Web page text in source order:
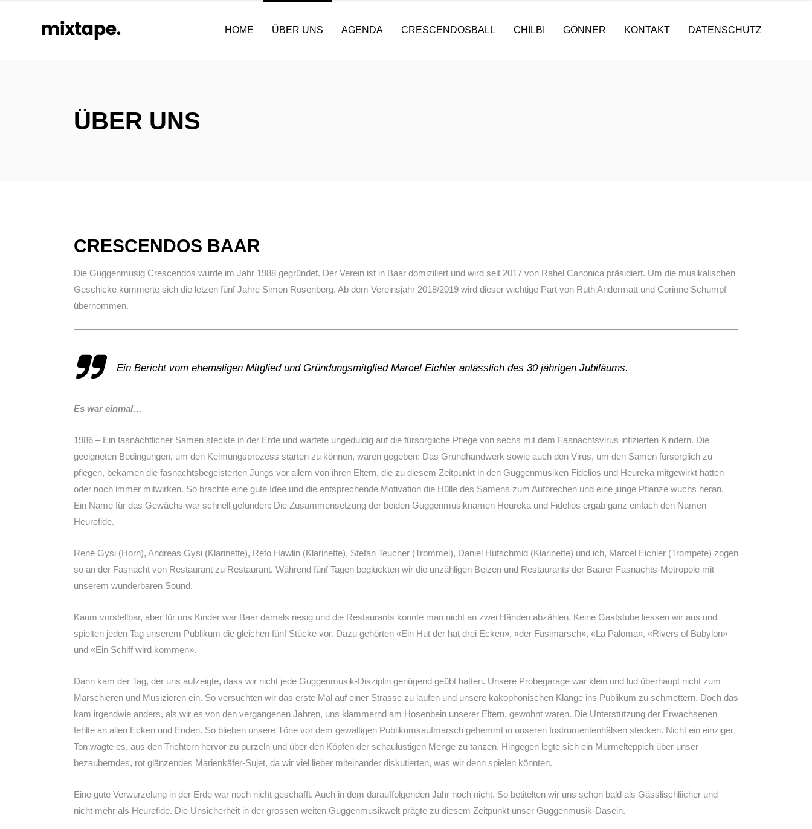
HOME ÜBER UNS AGENDA CRESCENDOSBALL CHILBI GÖNNER KONTAKT DATENSCHUTZ
ÜBER UNS
CRESCENDOS BAAR
Die Guggenmusig Crescendos wurde im Jahr 1988 gegründet. Der Verein ist in Baar domiziliert und wird seit 2017 von Rahel Canonica präsidiert. Um die musikalischen
Geschicke kümmerte sich die letzen fünf Jahre Simon Rosenberg. Ab dem Vereinsjahr 2018/2019 wird dieser wichtige Part von Ruth Andermatt und Corinne Schumpf
übernommen.
Ein Bericht vom ehemaligen Mitglied und Gründungsmitglied Marcel Eichler anlässlich des 30 jährigen Jubiläums.
Es war einmal…
1986 – Ein fasnächtlicher Samen steckte in der Erde und wartete ungeduldig auf die fürsorgliche Pflege von sechs mit dem Fasnachtsvirus infizierten Kindern. Die
geeigneten Bedingungen, um den Keimungsprozess starten zu können, waren gegeben: Das Grundhandwerk sowie auch den Virus, um den Samen fürsorglich zu
pflegen, bekamen die fasnachtsbegeisterten Jungs vor allem von ihren Eltern, die zu diesem Zeitpunkt in den Guggenmusiken Fidelios und Heureka mitgewirkt hatten
oder noch immer mitwirken. So brachte eine gute Idee und die entsprechende Motivation die Hülle des Samens zum Aufbrechen und eine junge Pflanze wuchs heran.
Ein Name für das Gewächs war schnell gefunden: Die Zusammensetzung der beiden Guggenmusiknamen Heureka und Fidelios ergab ganz einfach den Namen
Heurefide.
René Gysi (Horn), Andreas Gysi (Klarinette), Reto Hawlin (Klarinette), Stefan Teucher (Trommel), Daniel Hufschmid (Klarinette) und ich, Marcel Eichler (Trompete) zogen
so an der Fasnacht von Restaurant zu Restaurant. Während fünf Tagen beglückten wir die unzähligen Beizen und Restaurants der Baarer Fasnachts-Metropole mit
unserem wunderbaren Sound.
Kaum vorstellbar, aber für uns Kinder war Baar damals riesig und die Restaurants konnte man nicht an zwei Händen abzählen. Keine Gaststube liessen wir aus und
spielten jeden Tag unserem Publikum die gleichen fünf Stücke vor. Dazu gehörten «Ein Hut der hat drei Ecken», «der Fasimarsch», «La Paloma», «Rivers of Babylon»
und «Ein Schiff wird kommen».
Dann kam der Tag, der uns aufzeigte, dass wir nicht jede Guggenmusik-Disziplin genügend geübt hatten. Unsere Probegarage war klein und lud überhaupt nicht zum
Marschieren und Musizieren ein. So versuchten wir das erste Mal auf einer Strasse zu laufen und unsere kakophonischen Klänge ins Publikum zu schmettern. Doch das
kam irgendwie anders, als wir es von den vergangenen Jahren, uns klammernd am Hosenbein unserer Eltern, gewohnt waren. Die Unterstützung der Erwachsenen
fehlte an allen Ecken und Enden. So blieben unsere Töne vor dem gewaltigen Publikumsaufmarsch gehemmt in unseren Instrumentenhälsen stecken. Nicht ein einziger
Ton wagte es, aus den Trichtern hervor zu purzeln und über den Köpfen der schaulustigen Menge zu tanzen. Hingegen legte sich ein Murmelteppich über unser
bezauberndes, rot glänzendes Marienkäfer-Sujet, da wir viel lieber miteinander diskutierten, was wir denn spielen könnten.
Eine gute Verwurzelung in der Erde war noch nicht geschafft. Auch in dem darauffolgenden Jahr noch nicht. So betitelten wir uns schon bald als Gässlischliicher und
nicht mehr als Heurefide. Die Unsicherheit in der grossen weiten Guggenmusikwelt prägte zu diesem Zeitpunkt unser Guggenmusik-Dasein.